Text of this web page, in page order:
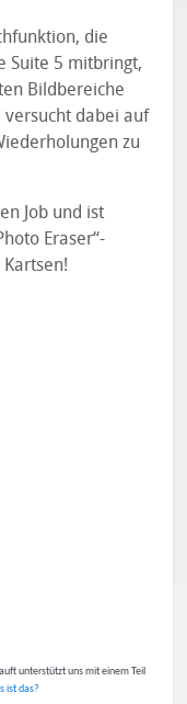
die
Suite 5 mitbringt,
Bildbereiche
versucht dabei auf
zu
Job und ist
Eraser“-
unterstützt uns mit einem Teil
ist das?